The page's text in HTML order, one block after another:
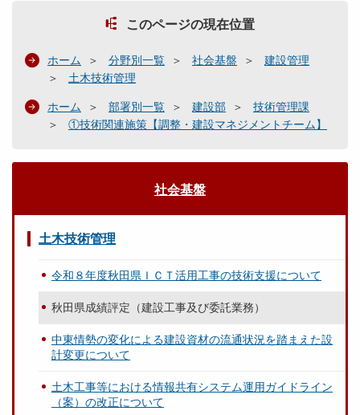
このページの現在位置
ホーム 分野別一覧 社会基盤
建設管理
土木技術管理
ホーム 部署別一覧 建設部
技術管理課
①技術関連施策【調整・建設マネジメントチーム】
社会基盤
土木技術管理
令和８年度秋田県ＩＣＴ活用工事の技術支援について
秋田県成績評定（建設工事及び委託業務）
中東情勢の変化による建設資材の流通状況を踏まえた設
計変更について
土木工事等における情報共有システム運用ガイドライン
（案）の改正について